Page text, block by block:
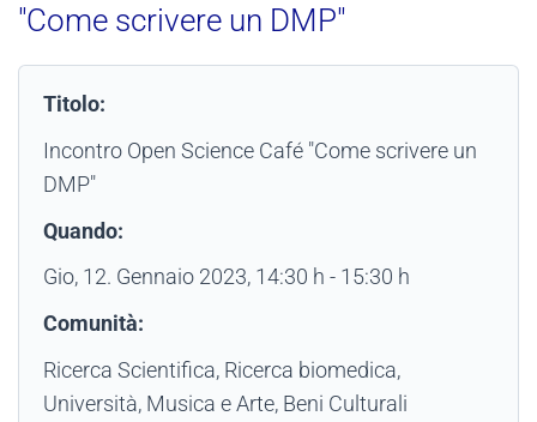
"Come scrivere un DMP"
Titolo:
Incontro Open Science Café "Come scrivere un
DMP"
Quando:
Gio, 12. Gennaio 2023, 14:30 h - 15:30 h
Comunità:
Ricerca Scientifica, Ricerca biomedica,
Università, Musica e Arte, Beni Culturali